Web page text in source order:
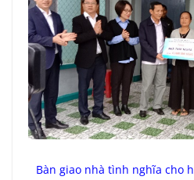
Bàn giao nhà tình nghĩa cho